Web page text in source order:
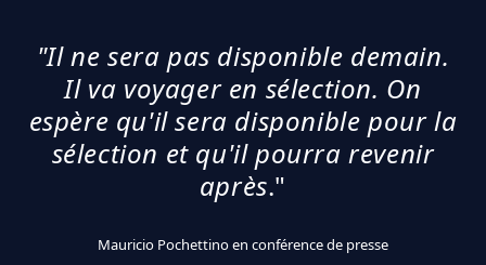
"Il ne sera pas disponible demain.
Il va voyager en sélection. On
espère qu'il sera disponible pour la
sélection et qu'il pourra revenir
après."
Mauricio Pochettino en conférence de presse